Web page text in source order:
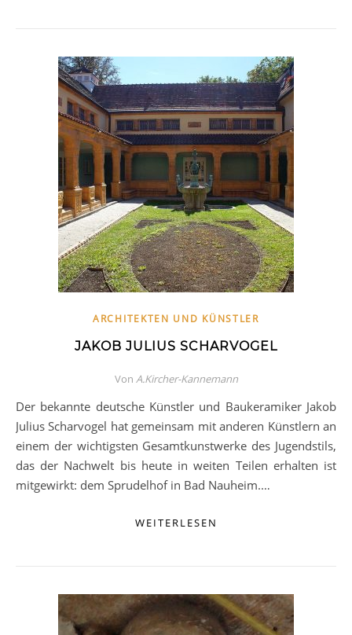
ARCHITEKTEN UND KÜNSTLER
JAKOB JULIUS SCHARVOGEL
Von A.Kircher-Kannemann
Der bekannte deutsche Künstler und Baukeramiker Jakob
Julius Scharvogel hat gemeinsam mit anderen Künstlern an
einem der wichtigsten Gesamtkunstwerke des Jugendstils,
das der Nachwelt bis heute in weiten Teilen erhalten ist
mitgewirkt: dem Sprudelhof in Bad Nauheim.…
WEITERLESEN